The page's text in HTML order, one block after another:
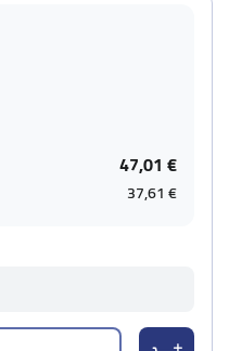
47,01 €
37,61 €